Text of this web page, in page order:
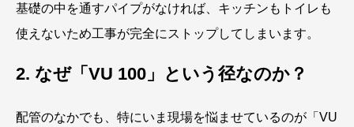
基礎の中を通すパイプがなければ、キッチンもトイレも
使えないため工事が完全にストップしてしまいます。
2. なぜ「VU 100」という径なのか？
配管のなかでも、特にいま現場を悩ませているのが「VU